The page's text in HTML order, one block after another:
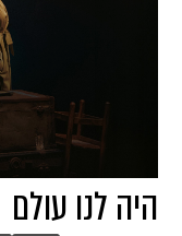
היה לנו עולם